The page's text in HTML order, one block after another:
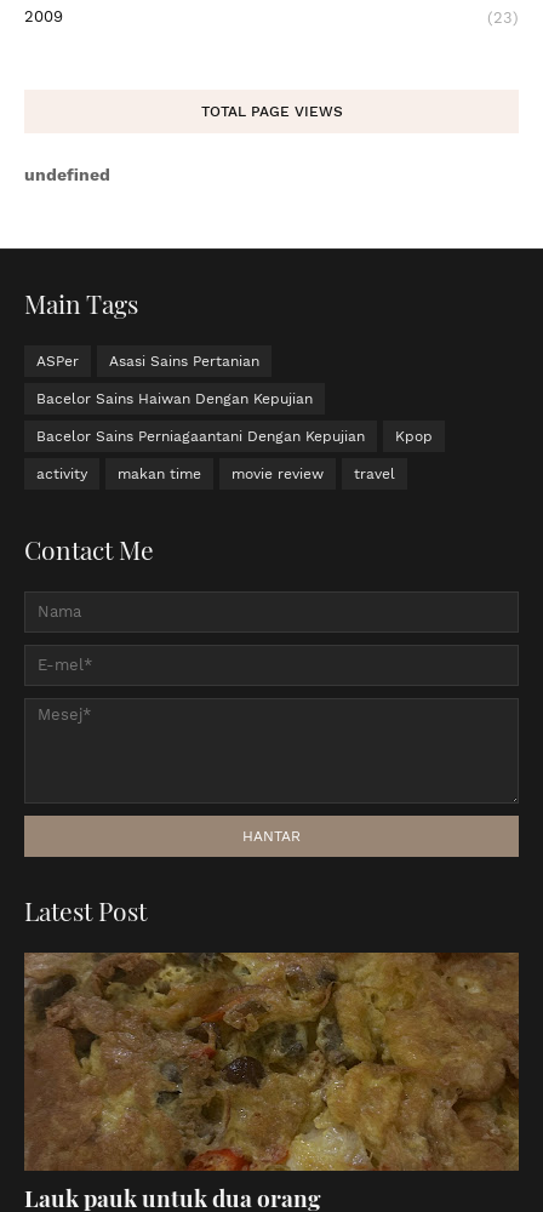
2009
(23)
TOTAL PAGE VIEWS
undefned
Main Tags
ASPer Asasi Sains Pertanian
Bacelor Sains Haiwan Dengan Kepujian
Bacelor Sains Perniagaantani Dengan Kepujian Kpop
activity makan time movie review travel
Contact Me
Latest Post
Lauk pauk untuk dua orang